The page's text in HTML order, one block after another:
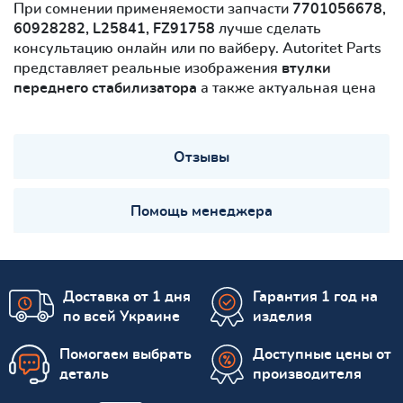
При сомнении применяемости запчасти 7701056678,
60928282, L25841, FZ91758 лучше сделать
консультацию онлайн или по вайберу. Autoritet Parts
представляет реальные изображения втулки
переднего стабилизатора а также актуальная цена
Отзывы
Помощь менеджера
Доставка от 1 дня
по всей Украине
Гарантия 1 год на
изделия
Помогаем выбрать
деталь
Доступные цены от
производителя